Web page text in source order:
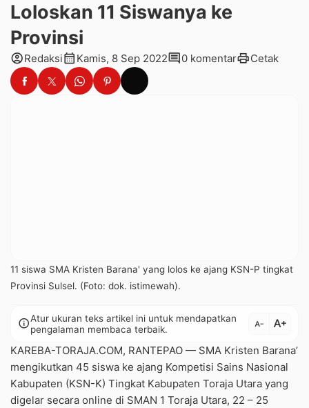
Loloskan 11 Siswanya ke
Provinsi
account_circleRedaksicalendar_month Kamis, 8 Sep 2022comment0 komentarprintCetak
11 siswa SMA Kristen Barana' yang lolos ke ajang KSN-P tingkat
Provinsi Sulsel. (Foto: dok. istimewah).
infoAtur ukuran teks artikel ini untuk mendapatkan
pengalaman membaca terbaik.
text_decrease text_increase
KAREBA-TORAJA.COM, RANTEPAO — SMA Kristen Barana’
mengikutkan 45 siswa ke ajang Kompetisi Sains Nasional
Kabupaten (KSN-K) Tingkat Kabupaten Toraja Utara yang
digelar secara online di SMAN 1 Toraja Utara, 22 – 25